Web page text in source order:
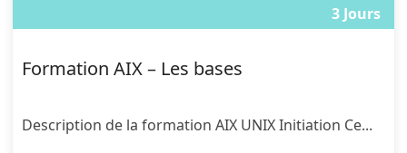
3 Jours
Formation AIX – Les bases
Description de la formation AIX UNIX Initiation Ce...